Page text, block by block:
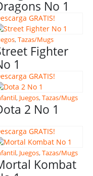
No 1
GRATIS!
,Tazas/Mugs
Fighter
1
GRATIS!
, Juegos,Tazas/Mugs
2 No 1
GRATIS!
, Juegos,Tazas/Mugs
Kombat